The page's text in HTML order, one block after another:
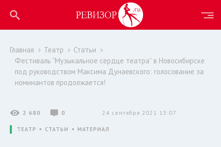
Главная Театр
Статьи
Фестиваль “Музыкальное сердце театра” в Новосибирске
под руководством Максима Дунаевского: голосование за
номинантов продолжается!
2 680 0 24 сентября 2021 13:07
ТЕАТР СТАТЬИ МАТЕРИАЛ